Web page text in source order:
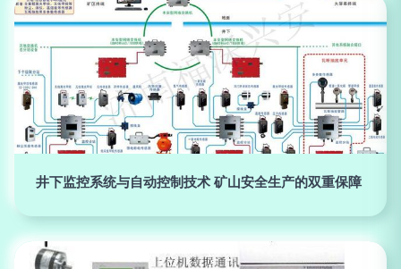
井下监控系统与自动控制技术 矿山安全生产的双重保障